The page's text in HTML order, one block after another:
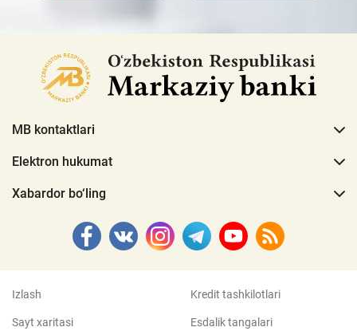
MB kontaktlari
Elektron hukumat
Xabardor bo‘ling
Izlash
Sayt xaritasi
Kredit tashkilotlari
Esdalik tangalari